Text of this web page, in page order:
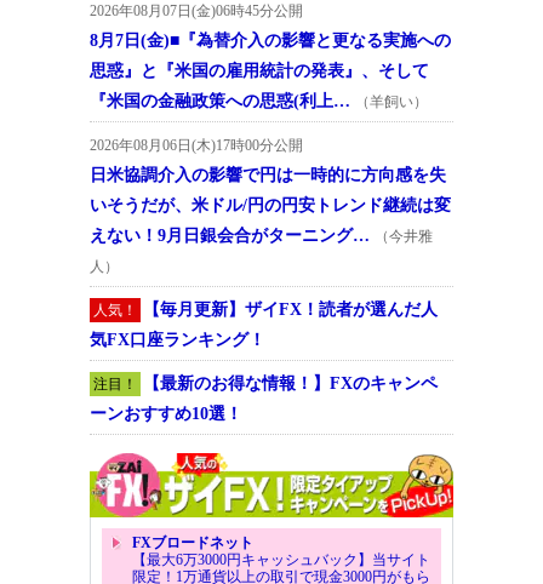
2026年08月07日(金)06時45分公開
8月7日(金)■『為替介入の影響と更なる実施への
思惑』と『米国の雇用統計の発表』、そして
『米国の金融政策への思惑(利上…
（羊飼い）
2026年08月06日(木)17時00分公開
日米協調介入の影響で円は一時的に方向感を失
いそうだが、米ドル/円の円安トレンド継続は変
えない！9月日銀会合がターニング…
（今井雅
人）
人気！
【毎月更新】ザイFX！読者が選んだ人
気FX口座ランキング！
注目！
【最新のお得な情報！】FXのキャンペ
ーンおすすめ10選！
FXブロードネット
【最大6万3000円キャッシュバック】当サイト
限定！1万通貨以上の取引で現金3000円がもら